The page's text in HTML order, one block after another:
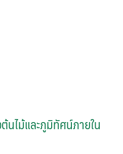
นไม้และภูมิทัศน์ภายใน